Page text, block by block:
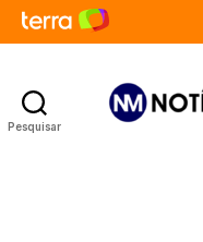
Pesquisar